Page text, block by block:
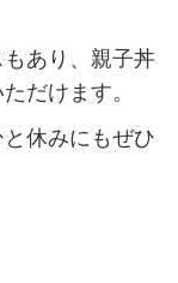
あり、親子丼
だけます。
休みにもぜひ